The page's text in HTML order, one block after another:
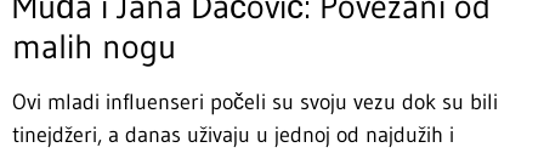
malih nogu
Ovi mladi influenseri počeli su svoju vezu dok su bili
tinejdžeri, a danas uživaju u jednoj od najdužih i